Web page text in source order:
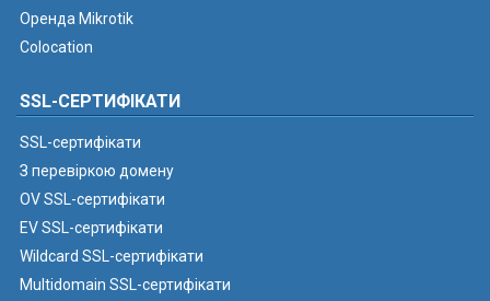
Оренда Mikrotik
Colocation
SSL-СЕРТИФІКАТИ
SSL-сертифікати
З перевіркою домену
OV SSL-сертифікати
EV SSL-сертифікати
Wildcard SSL-сертифікати
Multidomain SSL-сертифікати